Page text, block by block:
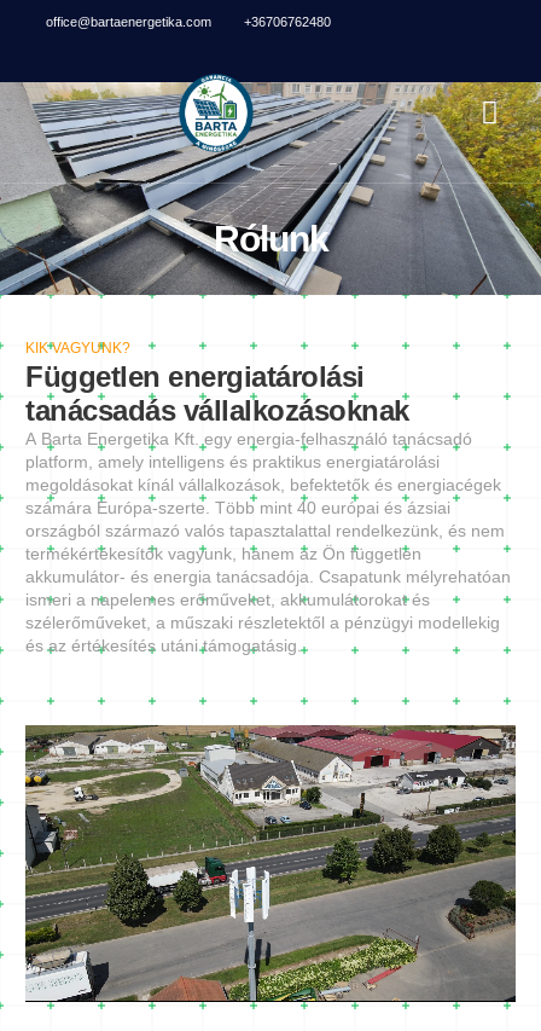
office@bartaenergetika.com +36706762480
Rólunk
KIK VAGYUNK?
Független energiatárolási
tanácsadás vállalkozásoknak
A Barta Energetika Kft. egy energia-felhasználó tanácsadó
platform, amely intelligens és praktikus energiatárolási
megoldásokat kínál vállalkozások, befektetők és energiacégek
számára Európa-szerte. Több mint 40 európai és ázsiai
országból származó valós tapasztalattal rendelkezünk, és nem
termékértékesítők vagyunk, hanem az Ön független
akkumulátor- és energia tanácsadója. Csapatunk mélyrehatóan
ismeri a napelemes erőműveket, akkumulátorokat és
szélerőműveket, a műszaki részletektől a pénzügyi modellekig
és az értékesítés utáni támogatásig.